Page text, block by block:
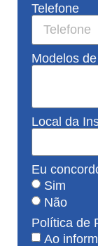
Telefone
Modelos
Local da
Eu
Sim
Não
Política de
Ao